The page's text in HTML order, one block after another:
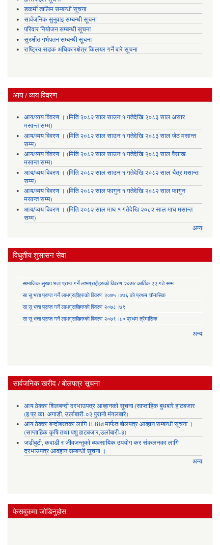
डकर्मी तालिम सम्बन्धी सूचना
सार्वजनिक सुनुवाइ सम्बन्धी सूचना
परिवार नियोजन सम्बन्धी सूचना
सुरक्षीत गर्भपतन सम्बन्धी सूचना
राष्ट्रिय सडक अधिकारक्षेत्र किलयर गर्ने बारे सूचना
आय / व्यय विवरण
आय/व्यय विवरण । (मिति २०८२ साल साउन १ गतेदेखि २०८३ साल असार
मसान्त सम्म)
आय/व्यय विवरण । (मिति २०८२ साल साउन १ गतेदेखि २०८३ साल जेठ मसान्त
सम्म)
आय/व्यय विवरण । (मिति २०८२ साल साउन १ गतेदेखि २०८३ साल वैसाख
मसान्त सम्म)
आय/व्यय विवरण । (मिति २०८२ साल साउन १ गतेदेखि २०८२ साल चैत्र मसान्त
सम्म)
आय/व्यय विवरण । (मिति २०८२ साल फागुन १ गतेदेखि २०८२ साल फागुन
मसान्त सम्म)
आय/व्यय विवरण । (मिति २०८२ साल माघ १ गतेदेखि २०८२ साल माघ मसान्त
सम्म)
अन्य
विधुतीय शुसासन सेवा
सामाजिक सुरक्षा भत्ता प्राप्त गर्ने लाभग्राहीहरुकाे विवरण २०७४ कार्तिक २२ गते सम्म
सा‍ सु भत्ता प्राप्त गर्ने लाभग्राहीहरुकाे विवरण २०७५।०७६ काे प्रथम चाैमासिक
सा‍ सु भत्ता प्राप्त गर्ने लाभग्राहीहरुकाे विवरण २०७८।७९
सा‍ सु भत्ता प्राप्त गर्ने लाभग्राहीहरुकाे विवरण २०७९।८० प्रथम त्रैमासिक
अन्य
सार्वजनिक खरीद / बोलपत्र सूचना
आय ठेक्का शिलबन्दी दरभाउपत्र आव्हानको सूचना (साप्ताहिक बुधबारे हाटबजार
(इ.प्र.का. अगाडी, उर्लाबारी-०२ पुरानो मंगलबारे)
आय ठेक्का बन्दोबस्तका लागि E-Bid मार्फत बोलपत्र आव्हान सम्बन्धी सूचना ।
(साप्ताहिक कृषि तथा पशु हाटबजार,उर्लाबारी-३)
जडीबुटी, कवाडी र जीवजन्तुको व्यवसायिक उपयोग कर संकलनका लागि
दरभाउपत्र आवहान सम्बन्धी सूचना ।
अन्य
फेसबुकमा जोडिनुहोस